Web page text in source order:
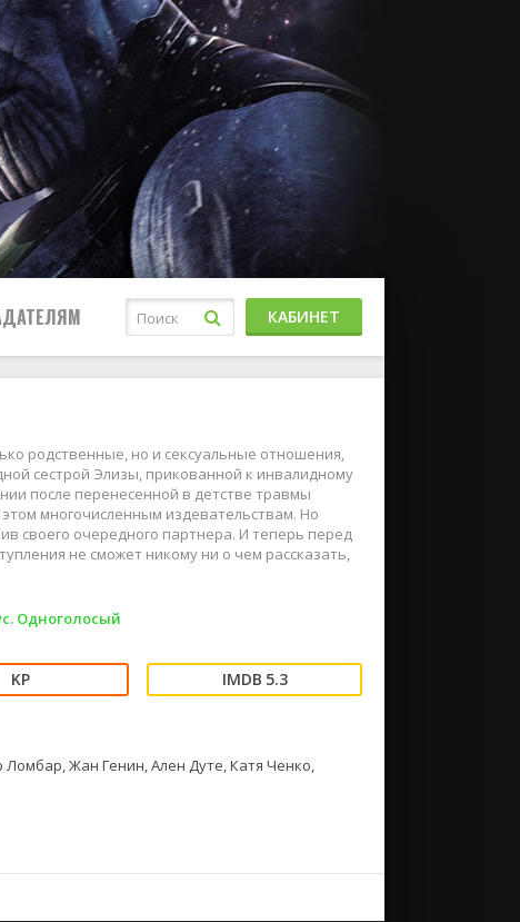
КАБИНЕТ
родственные, но и сексуальные отношения,
сестрой Элизы, прикованной к инвалидному
после перенесенной в детстве травмы
многочисленным издевательствам. Но
своего очередного партнера. И теперь перед
не сможет никому ни о чем рассказать,
Одноголосый
5.3
Жан Генин, Ален Дуте, Катя Ченко,